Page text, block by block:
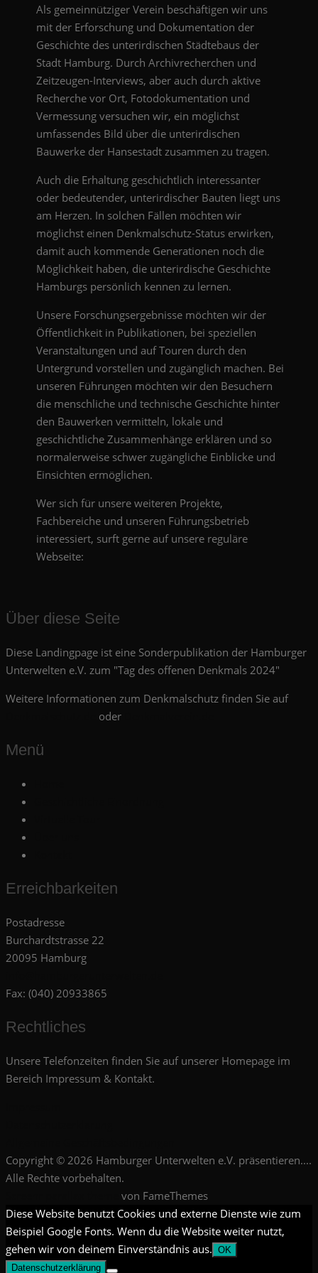
Als gemeinnütziger Verein beschäftigen wir uns
mit der Erforschung und Dokumentation der
Geschichte des unterirdischen Städtebaus der
Stadt Hamburg. Durch Archivrecherchen und
Zeitzeugen-Interviews, aber auch durch aktive
Recherche vor Ort, Fotodokumentation und
Vermessung versuchen wir, ein möglichst
umfassendes Bild über die unterirdischen
Bauwerke der Hansestadt zusammen zu tragen.
Auch die Erhaltung geschichtlich interessanter
oder bedeutender, unterirdischer Bauten liegt uns
am Herzen. In solchen Fällen möchten wir
möglichst einen Denkmalschutz-Status erwirken,
damit auch kommende Generationen noch die
Möglichkeit haben, die unterirdische Geschichte
Hamburgs persönlich kennen zu lernen.
Unsere Forschungsergebnisse möchten wir der
Öffentlichkeit in Publikationen, bei speziellen
Veranstaltungen und auf Touren durch den
Untergrund vorstellen und zugänglich machen. Bei
unseren Führungen möchten wir den Besuchern
die menschliche und technische Geschichte hinter
den Bauwerken vermitteln, lokale und
geschichtliche Zusammenhänge erklären und so
normalerweise schwer zugängliche Einblicke und
Einsichten ermöglichen.
Wer sich für unsere weiteren Projekte,
Fachbereiche und unseren Führungsbetrieb
interessiert, surft gerne auf unsere reguläre
Webseite:
Über diese Seite
Diese Landingpage ist eine Sonderpublikation der Hamburger
Unterwelten e.V. zum "Tag des offenen Denkmals 2024"
Weitere Informationen zum Denkmalschutz finden Sie auf
oder
Menü
Erreichbarkeiten
Postadresse
Burchardtstrasse 22
20095 Hamburg
Fax: (040) 20933865
Rechtliches
Unsere Telefonzeiten finden Sie auf unserer Homepage im
Bereich Impressum & Kontakt.
Copyright © 2026 Hamburger Unterwelten e.V. präsentieren....
Alle Rechte vorbehalten.
von FameThemes
Diese Website benutzt Cookies und externe Dienste wie zum
Beispiel Google Fonts. Wenn du die Website weiter nutzt,
gehen wir von deinem Einverständnis aus. OK
Datenschutzerklärung